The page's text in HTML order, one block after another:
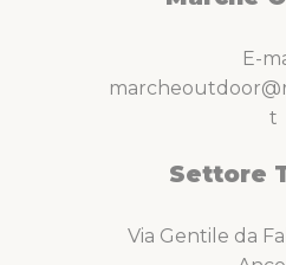
E-
t
Settore
Via Gentile da